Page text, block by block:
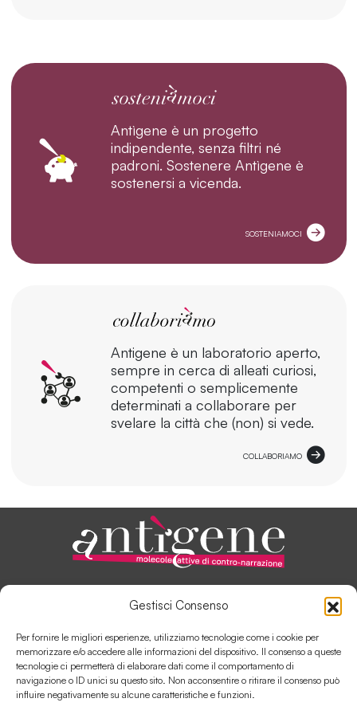
Gestisci Consenso
Per fornire le migliori esperienze, utilizziamo tecnologie come i cookie per
memorizzare e/o accedere alle informazioni del dispositivo. Il consenso a queste
tecnologie ci permetterà di elaborare dati come il comportamento di
navigazione o ID unici su questo sito. Non acconsentire o ritirare il consenso può
influire negativamente su alcune caratteristiche e funzioni.
Antìgene è un progetto
indipendente, senza filtri né
padroni. Sostenere Antìgene è
sostenersi a vicenda.
SOSTENIAMOCI
Antigene è un laboratorio aperto,
sempre in cerca di alleati curiosi,
competenti o semplicemente
determinati a collaborare per
svelare la città che (non) si vede.
COLLABORIAMO
ANTÌGENE, IN PILLOLE
SOSTIENI ANTÌGENE
COLLABORA CON ANTÌGENE
Contatti